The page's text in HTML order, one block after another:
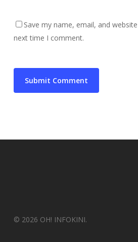
Save my name, email, and
next time I comment.
© 2026 OH! INFOKINI.